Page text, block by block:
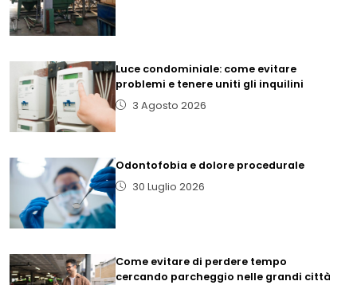
Luce condominiale: come evitare
problemi e tenere uniti gli inquilini
3 Agosto 2026
Odontofobia e dolore procedurale
30 Luglio 2026
Come evitare di perdere tempo
cercando parcheggio nelle grandi città